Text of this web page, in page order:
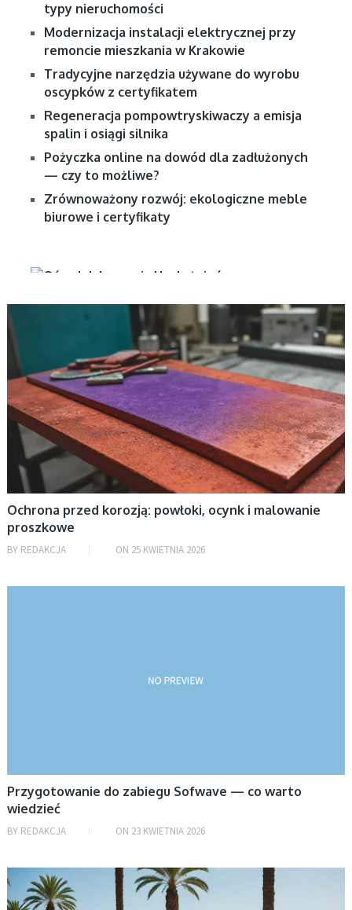
typy nieruchomości
Modernizacja instalacji elektrycznej przy
remoncie mieszkania w Krakowie
Tradycyjne narzędzia używane do wyrobu
oscypków z certyfikatem
Regeneracja pompowtryskiwaczy a emisja
spalin i osiągi silnika
Pożyczka online na dowód dla zadłużonych
— czy to możliwe?
Zrównoważony rozwój: ekologiczne meble
biurowe i certyfikaty
Blog Backlink24
Backlink24
Ochrona przed korozją: powłoki, ocynk i malowanie
proszkowe
BY REDAKCJA ON 25 KWIETNIA 2026
Przygotowanie do zabiegu Sofwave — co warto
wiedzieć
BY REDAKCJA ON 23 KWIETNIA 2026
BEZ KATEGORII